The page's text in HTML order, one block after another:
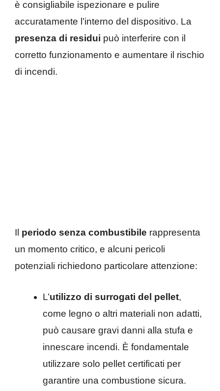
è consigliabile ispezionare e pulire
accuratamente l’interno del dispositivo. La
presenza di residui può interferire con il
corretto funzionamento e aumentare il rischio
di incendi.
Il periodo senza combustibile rappresenta
un momento critico, e alcuni pericoli
potenziali richiedono particolare attenzione:
L’utilizzo di surrogati del pellet,
come legno o altri materiali non adatti,
può causare gravi danni alla stufa e
innescare incendi. È fondamentale
utilizzare solo pellet certificati per
garantire una combustione sicura.